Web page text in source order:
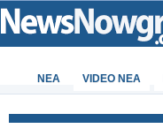
ΝΕΑ VIDEO NEA